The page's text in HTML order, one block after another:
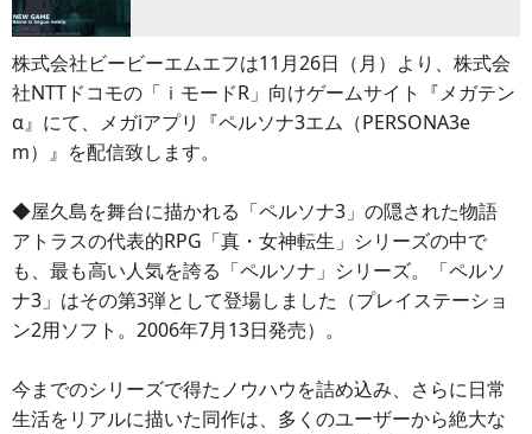
株式会社ビービーエムエフは11月26日（月）より、株式会
社NTTドコモの「ｉモードR」向けゲームサイト『メガテン
α』にて、メガiアプリ『ペルソナ3エム（PERSONA3e
m）』を配信致します。
◆屋久島を舞台に描かれる「ペルソナ3」の隠された物語
アトラスの代表的RPG「真・女神転生」シリーズの中で
も、最も高い人気を誇る「ペルソナ」シリーズ。「ペルソ
ナ3」はその第3弾として登場しました（プレイステーショ
ン2用ソフト。2006年7月13日発売）。
今までのシリーズで得たノウハウを詰め込み、さらに日常
生活をリアルに描いた同作は、多くのユーザーから絶大な